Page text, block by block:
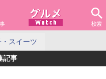
検索
スイーツ
記事